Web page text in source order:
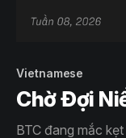
Vietnamese
Chờ Đợi
BTC đang mắc